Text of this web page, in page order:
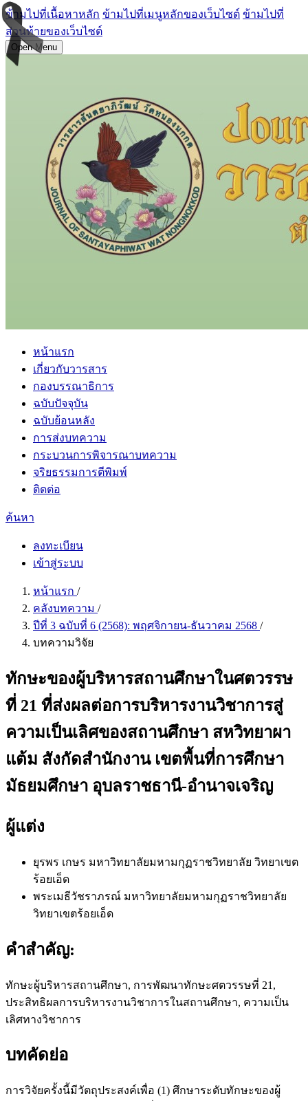
ข้ามไปที่เนื้อหาหลัก ข้ามไปที่เมนูหลักของเว็บไซต์ ข้ามไปที่
ส่วนท้ายของเว็บไซต์
Open Menu
หน้าแรก
เกี่ยวกับวารสาร
กองบรรณาธิการ
ฉบับปัจจุบัน
ฉบับย้อนหลัง
การส่งบทความ
กระบวนการพิจารณาบทความ
จริยธรรมการตีพิมพ์
ติดต่อ
ค้นหา
ลงทะเบียน
เข้าสู่ระบบ
หน้าแรก /
คลังบทความ /
ปีที่ 3 ฉบับที่ 6 (2568): พฤศจิกายน-ธันวาคม 2568 /
บทความวิจัย
ทักษะของผู้บริหารสถานศึกษาในศตวรรษ
ที่ 21 ที่ส่งผลต่อการบริหารงานวิชาการสู่
ความเป็นเลิศของสถานศึกษา สหวิทยาผา
แต้ม สังกัดสำนักงาน เขตพื้นที่การศึกษา
มัธยมศึกษา อุบลราชธานี-อำนาจเจริญ
ผู้แต่ง
ยุรพร เกษร มหาวิทยาลัยมหามกุฏราชวิทยาลัย วิทยาเขต
ร้อยเอ็ด
พระเมธีวัชราภรณ์ มหาวิทยาลัยมหามกุฏราชวิทยาลัย
วิทยาเขตร้อยเอ็ด
คำสำคัญ:
ทักษะผู้บริหารสถานศึกษา, การพัฒนาทักษะศตวรรษที่ 21,
ประสิทธิผลการบริหารงานวิชาการในสถานศึกษา, ความเป็น
เลิศทางวิชาการ
บทคัดย่อ
การวิจัยครั้งนี้มีวัตถุประสงค์เพื่อ (1) ศึกษาระดับทักษะของผู้